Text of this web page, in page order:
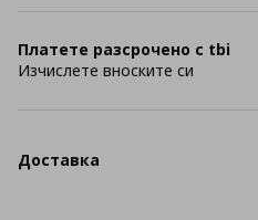
Платете разсрочено с tbi
Изчислете вноските си
Доставка